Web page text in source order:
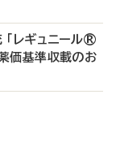
レギュニール®
価基準収載のお